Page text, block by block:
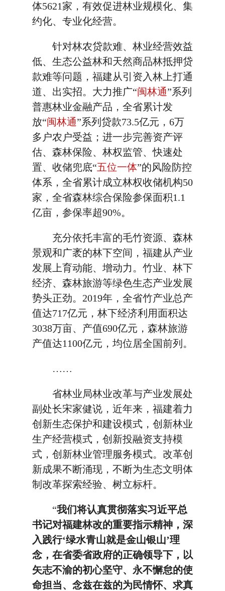
体5621家，有效促进林业规模化、集
约化、专业化经营。
针对林农贷款难、林业经营效益
低、生态公益林和天然商品林抵押贷
款难等问题，福建从引资入林上打通
道、出实招。大力推广“闽林通”系列
普惠林业金融产品，全省累计发
放“闽林通”系列贷款73.5亿元，6万
多户农户受益；进一步完善资产评
估、森林保险、林权监管、快速处
置、收储兜底“五位一体”的风险防控
体系，全省累计成立林权收储机构50
家，全省森林综合保险参保面积1.1
亿亩，参保率超90%。
充分依托丰富的毛竹资源、森林
景观和广袤的林下空间，福建从产业
发展上育动能、增动力。竹业、林下
经济、森林旅游等绿色生态产业发展
势头正劲。2019年，全省竹产业总产
值达717亿元，林下经济利用面积达
3038万亩、产值690亿元，森林旅游
产值达1100亿元，均位居全国前列。
……
省林业局林业改革与产业发展处
副处长宋家健说，近年来，福建着力
创新生态保护和建设模式，创新林业
生产经营模式，创新投融资支持模
式，创新林业管理服务模式。改革创
新成果不断涌现，不断为生态文明体
制改革探索经验、树立标杆。
“我们将认真贯彻落实习近平总
书记对福建林改的重要指示精神，深
入践行‘绿水青山就是金山银山’理
念，在省委省政府的正确领导下，以
矢志不渝的初心坚守、永不懈怠的使
命担当、念兹在兹的为民情怀、求真